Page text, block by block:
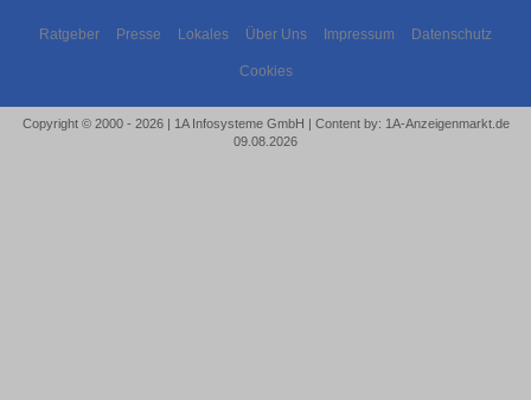
Ratgeber Presse Lokales Über Uns Impressum Datenschutz
Cookies
Copyright © 2000 - 2026 | 1A Infosysteme GmbH | Content by: 1A-Anzeigenmarkt.de
09.08.2026